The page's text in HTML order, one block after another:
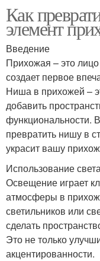
Как
элемент
Введение
Прихожая – это
создает первое
Ниша в прихожей –
добавить
функциональности.
превратить нишу в
украсит вашу
Использование
Освещение играет
атмосферы в
светильников или
сделать
Это не только
акцентированности.